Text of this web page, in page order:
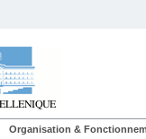
Organisation &